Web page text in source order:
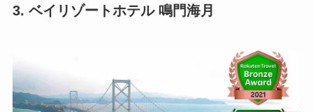
3. ベイリゾートホテル 鳴門海月